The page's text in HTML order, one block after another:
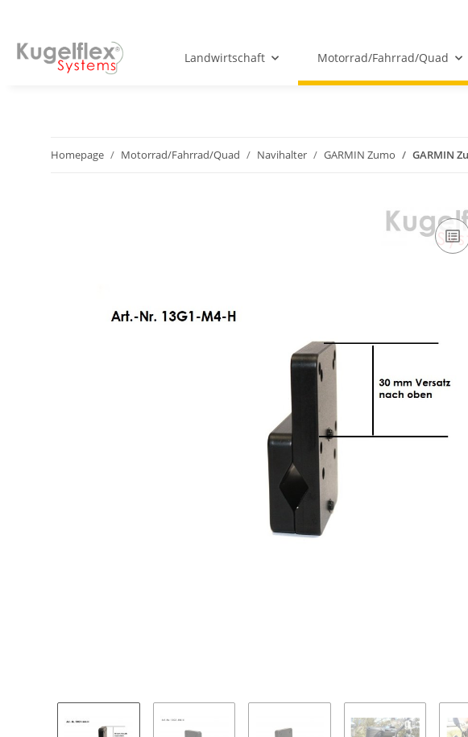
Landwirtschaft Motorrad/Fahrrad/Quad
Homepage Motorrad/Fahrrad/Quad Navihalter GARMIN Zumo GARMIN